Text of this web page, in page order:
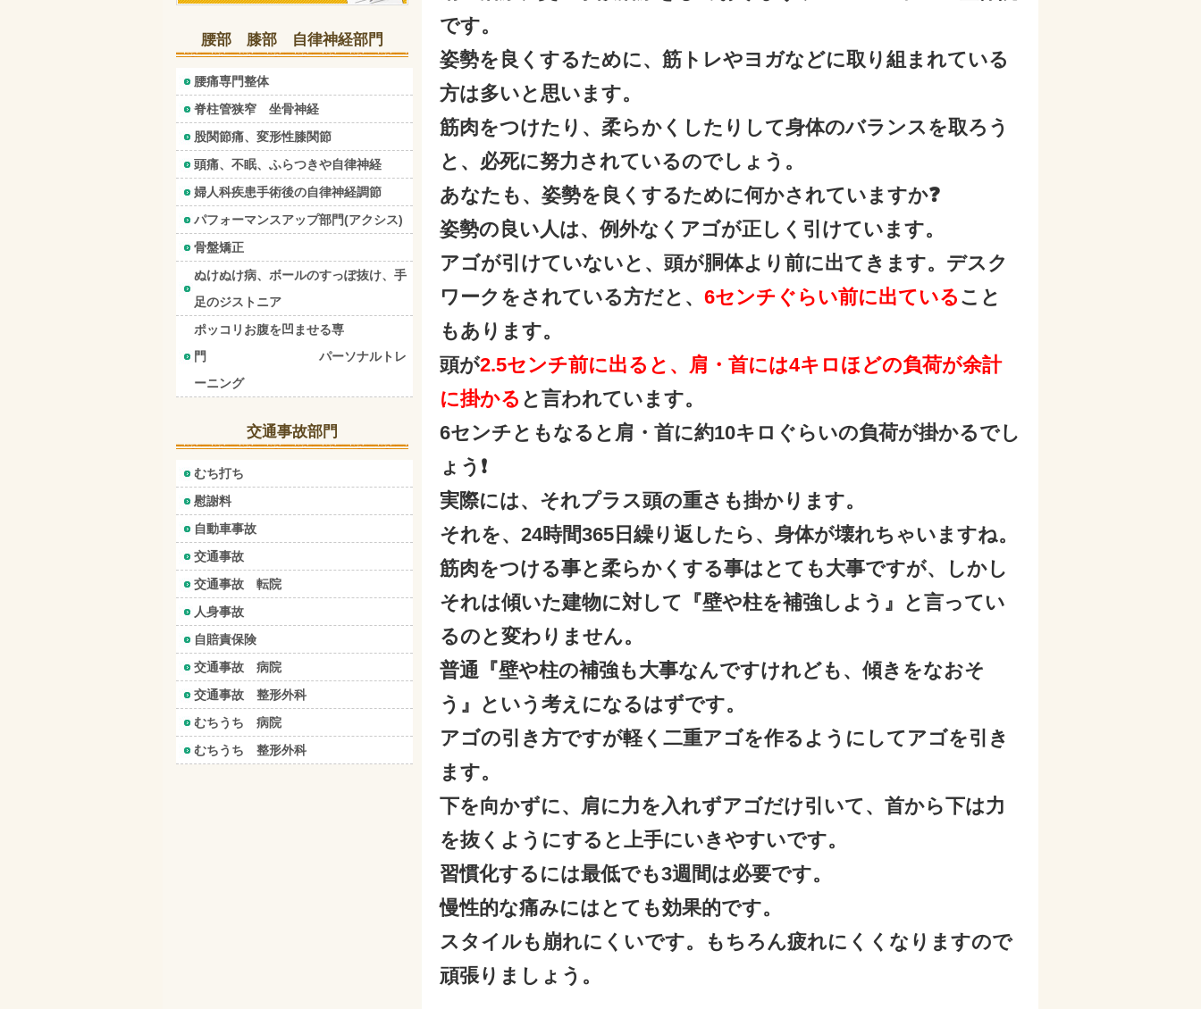
です。
姿勢を良くするために、筋トレやヨガなどに取り組まれている
方は多いと思います。
筋肉をつけたり、柔らかくしたりして身体のバランスを取ろう
と、必死に努力されているのでしょう。
あなたも、姿勢を良くするために何かされていますか❓
姿勢の良い人は、例外なくアゴが正しく引けています。
アゴが引けていないと、頭が胴体より前に出てきます。デスク
ワークをされている方だと、 6センチぐらい前に出ている こと
もあります。
頭が2.5センチ前に出ると、肩・首には4キロほどの負荷が余計
に掛かる と言われています。
6センチともなると肩・首に約10キロぐらいの負荷が掛かるでし
ょう❗
実際には、それプラス頭の重さも掛かります。
それを、24時間365日繰り返したら、身体が壊れちゃいますね。
筋肉をつける事と柔らかくする事はとても大事ですが、しかし
それは傾いた建物に対して『壁や柱を補強しよう』と言ってい
るのと変わりません。
普通『壁や柱の補強も大事なんですけれども、傾きをなおそ
う』という考えになるはずです。
アゴの引き方ですが軽く二重アゴを作るようにしてアゴを引き
ます。
下を向かずに、肩に力を入れずアゴだけ引いて、首から下は力
を抜くようにすると上手にいきやすいです。
習慣化するには最低でも3週間は必要です。
慢性的な痛みにはとても効果的です。
スタイルも崩れにくいです。もちろん疲れにくくなりますので
頑張りましょう。
腰部 膝部 自律神経部門
腰痛専門整体
脊柱管狭窄 坐骨神経
股関節痛、変形性膝関節
頭痛、不眠、ふらつきや自律神経
婦人科疾患手術後の自律神経調節
パフォーマンスアップ部門(アクシス)
骨盤矯正
ぬけぬけ病、ボールのすっぽ抜け、手
足のジストニア
ポッコリお腹を凹ませる専
門 パーソナルトレ
ーニング
交通事故部門
むち打ち
慰謝料
自動車事故
交通事故
交通事故 転院
人身事故
自賠責保険
交通事故 病院
交通事故 整形外科
むちうち 病院
むちうち 整形外科